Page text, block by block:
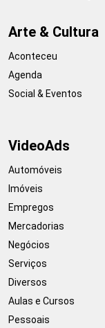
Arte & Cultura
Aconteceu
Agenda
Social & Eventos
VideoAds
Automóveis
Imóveis
Empregos
Mercadorias
Negócios
Serviços
Diversos
Aulas e Cursos
Pessoais